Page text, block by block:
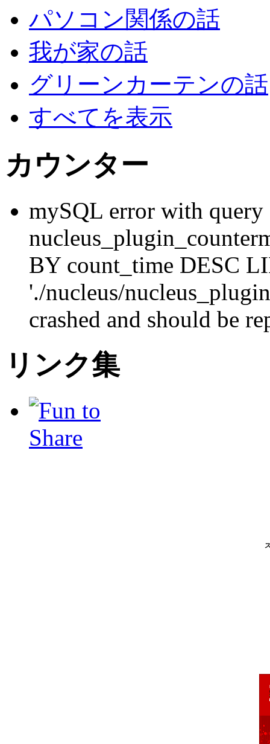
パソコン関係の話
我が家の話
グリーンカーテンの話
すべてを表示
カウンター
mySQL error with
BY count_time DESC
'./nucleus/
crashed and should be
リンク集